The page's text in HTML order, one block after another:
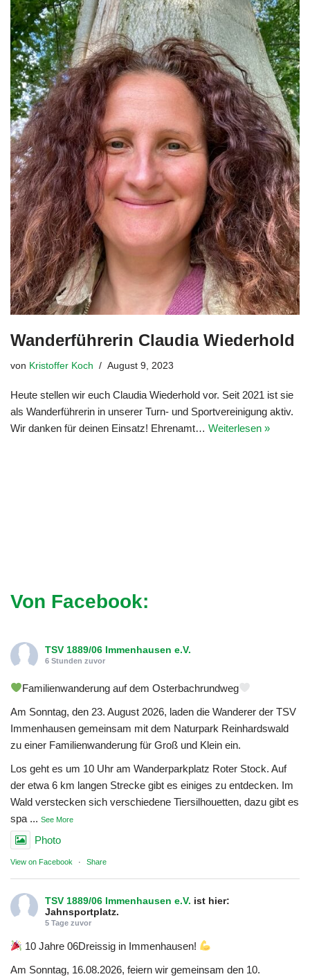
Wanderführerin Claudia Wiederhold
von Kristoffer Koch August 9, 2023
Heute stellen wir euch Claudia Wiederhold vor. Seit 2021 ist sie
als Wanderführerin in unserer Turn- und Sportvereinigung aktiv.
Wir danken für deinen Einsatz! Ehrenamt… Weiterlesen »
Von Facebook:
TSV 1889/06 Immenhausen e.V.
6 Stunden zuvor
Familienwanderung auf dem Osterbachrundweg
Am Sonntag, den 23. August 2026, laden die Wanderer der TSV
Immenhausen gemeinsam mit dem Naturpark Reinhardswald
zu einer Familienwanderung für Groß und Klein ein.
Los geht es um 10 Uhr am Wanderparkplatz Roter Stock. Auf
der etwa 6 km langen Strecke gibt es einiges zu entdecken. Im
Wald verstecken sich verschiedene Tiersilhouetten, dazu gibt es
spa ... See More
Photo
View on Facebook · Share
TSV 1889/06 Immenhausen e.V. ist hier:
Jahnsportplatz.
5 Tage zuvor
10 Jahre 06Dreissig in Immenhausen!
Am Sonntag, 16.08.2026, feiern wir gemeinsam den 10.